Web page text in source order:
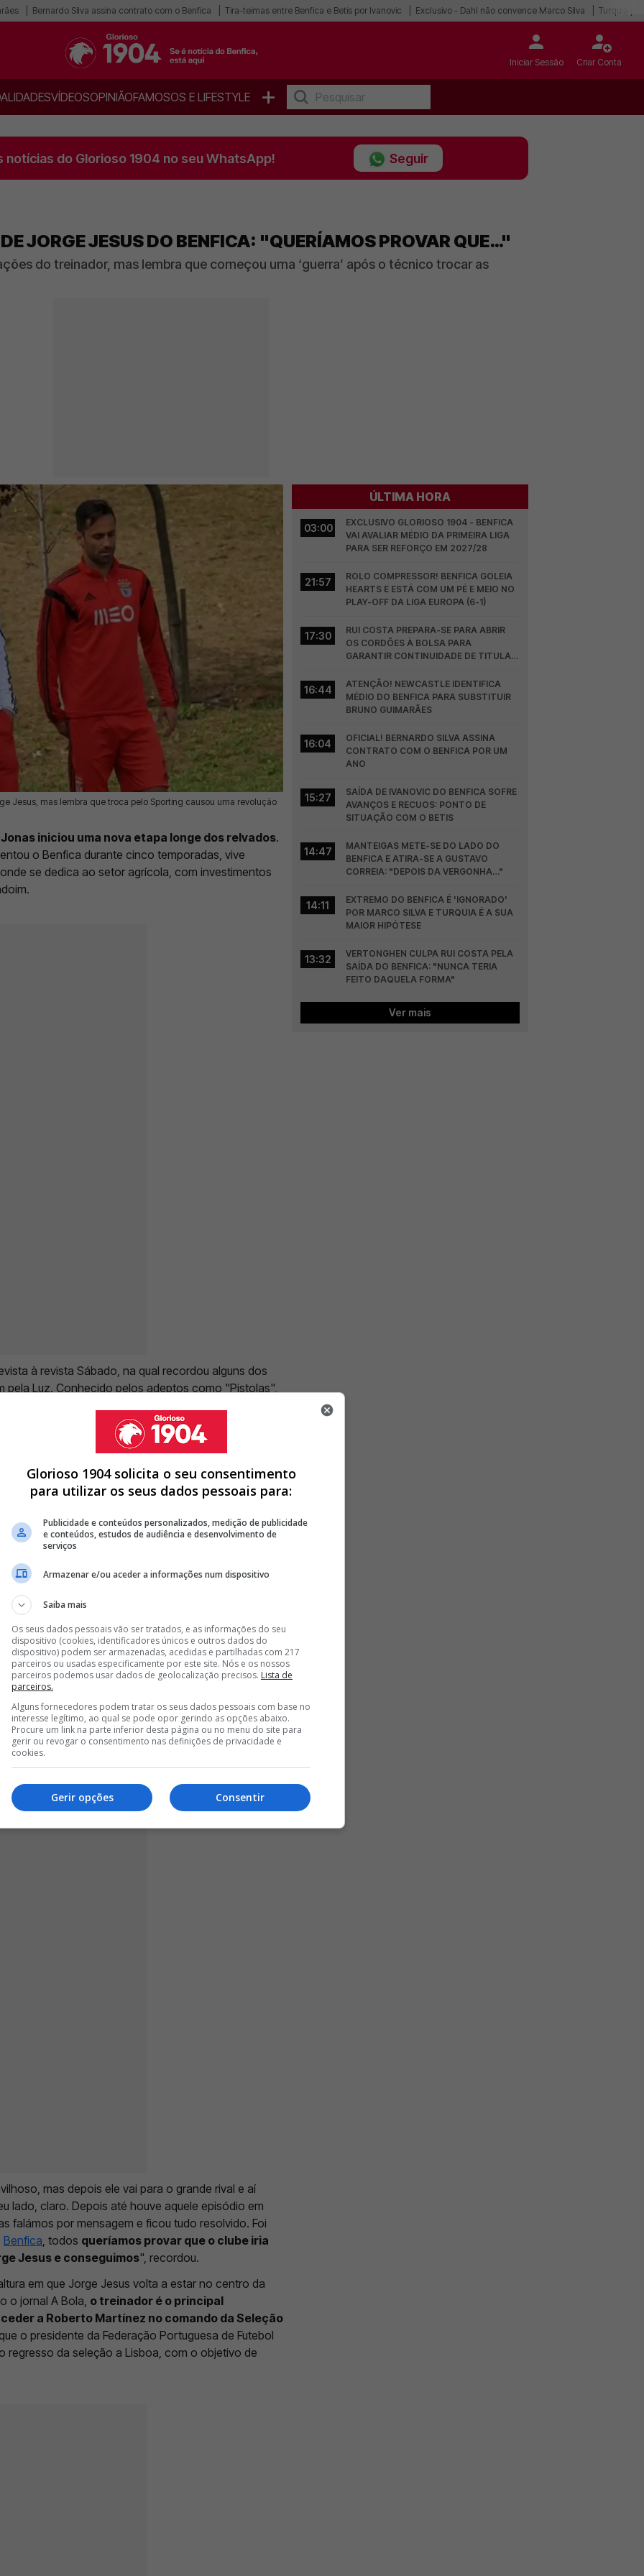
Bernardo Silva assina contrato com o Benfica Tira-teimas entre Benfica e Betis por Ivanovic Exclusivo - Dahl não convence Marco Silva Turquia
Iniciar Sessão Criar Conta
VÍDEOSOPINIÃOFAMOSOS E LIFESTYLE +
notícias do Glorioso 1904 no seu WhatsApp! Seguir
JORGE JESUS DO BENFICA: "QUERÍAMOS PROVAR QUE…"
do treinador, mas lembra que começou uma ‘guerra’ após o técnico trocar as
Jesus, mas lembra que troca pelo Sporting causou uma revolução
Jonas iniciou uma nova etapa longe dos relvados.
o Benfica durante cinco temporadas, vive
se dedica ao setor agrícola, com investimentos
à revista Sábado, na qual recordou alguns dos
pela Luz. Conhecido pelos adeptos como "Pistolas",
183 jogos pelo Benfica e conquistou nove
nacionais. Entre as memórias evocadas, Jonas
no verão de 2015, uma mudança que
ESPECIAL: "VOU LEVAR SEMPRE O BENFICA NO MEU
COM APOIO ESPECIAL NAS BANCADAS: "TEM TUDO PARA
DATA ESPECIAL
< >
que o clube iria continuar a
Jesus"
mas depois ele vai para o grande rival e aí
lado, claro. Depois até houve aquele episódio em
falámos por mensagem e ficou tudo resolvido. Foi
Benfica , todos queríamos provar que o clube iria
Jesus e conseguimos", recordou.
em que Jorge Jesus volta a estar no centro da
o jornal A Bola, o treinador é o principal
a Roberto Martínez no comando da Seleção
o presidente da Federação Portuguesa de Futebol
regresso da seleção a Lisboa, com o objetivo de
ÚLTIMA HORA
03:00
EXCLUSIVO GLORIOSO 1904 - BENFICA
VAI AVALIAR MÉDIO DA PRIMEIRA LIGA
PARA SER REFORÇO EM 2027/28
21:57
ROLO COMPRESSOR! BENFICA GOLEIA
HEARTS E ESTÁ COM UM PÉ E MEIO NO
PLAY-OFF DA LIGA EUROPA (6-1)
17:30
RUI COSTA PREPARA-SE PARA ABRIR
OS CORDÕES À BOLSA PARA
GARANTIR CONTINUIDADE DE TITULAR
16:44
ATENÇÃO! NEWCASTLE IDENTIFICA
MÉDIO DO BENFICA PARA SUBSTITUIR
BRUNO GUIMARÃES
16:04
OFICIAL! BERNARDO SILVA ASSINA
CONTRATO COM O BENFICA POR UM
ANO
15:27
SAÍDA DE IVANOVIC DO BENFICA SOFRE
AVANÇOS E RECUOS: PONTO DE
SITUAÇÃO COM O BETIS
14:47
MANTEIGAS METE-SE DO LADO DO
BENFICA E ATIRA-SE A GUSTAVO
CORREIA: "DEPOIS DA VERGONHA…"
14:11
EXTREMO DO BENFICA É 'IGNORADO'
POR MARCO SILVA E TURQUIA É A SUA
MAIOR HIPÓTESE
13:32
VERTONGHEN CULPA RUI COSTA PELA
SAÍDA DO BENFICA: "NUNCA TERIA
FEITO DAQUELA FORMA"
Ver mais
Glorioso 1904 solicita o seu consentimento
para utilizar os seus dados pessoais para:
Publicidade e conteúdos personalizados, medição de publicidade
e conteúdos, estudos de audiência e desenvolvimento de
serviços
Armazenar e/ou aceder a informações num dispositivo
Saiba mais
Os seus dados pessoais vão ser tratados, e as informações do seu
dispositivo (cookies, identificadores únicos e outros dados do
dispositivo) podem ser armazenadas, acedidas e partilhadas com 217
parceiros ou usadas especificamente por este site. Nós e os nossos
parceiros podemos usar dados de geolocalização precisos. Lista de
parceiros.
Alguns fornecedores podem tratar os seus dados pessoais com base no
interesse legítimo, ao qual se pode opor gerindo as opções abaixo.
Procure um link na parte inferior desta página ou no menu do site para
gerir ou revogar o consentimento nas definições de privacidade e
cookies.
Consentir
Gerir opções